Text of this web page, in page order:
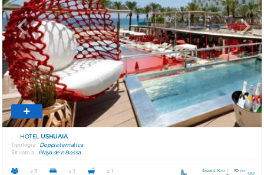
Previous Next
HOTEL USHUAIA
Tipologia
Doppia tematica
Situato a
Playa de'n Bossa
x 3 x 1 x 1 Ibiza 4 Km 50 m.